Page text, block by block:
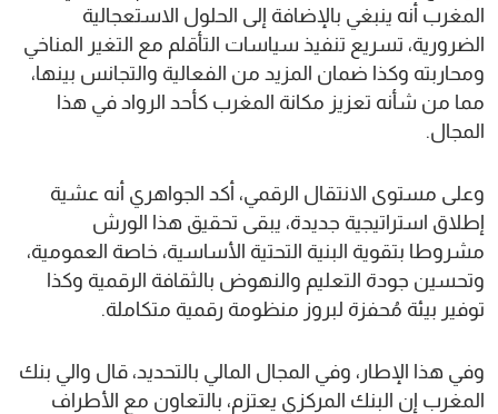
المغرب أنه ينبغي بالإضافة إلى الحلول الاستعجالية
الضرورية، تسريع تنفيذ سياسات التأقلم مع التغير المناخي
ومحاربته وكذا ضمان المزيد من الفعالية والتجانس بينها،
مما من شأنه تعزيز مكانة المغرب كأحد الرواد في هذا
المجال.
وعلى مستوى الانتقال الرقمي، أكد الجواهري أنه عشية
إطلاق استراتيجية جديدة، يبقى تحقيق هذا الورش
مشروطا بتقوية البنية التحتية الأساسية، خاصة العمومية،
وتحسين جودة التعليم والنهوض بالثقافة الرقمية وكذا
توفير بيئة مُحفزة لبروز منظومة رقمية متكاملة.
وفي هذا الإطار، وفي المجال المالي بالتحديد، قال والي بنك
المغرب إن البنك المركزي يعتزم، بالتعاون مع الأطراف